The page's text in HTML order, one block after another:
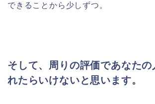
できることから少しずつ。
そして、周りの評価であなたの
れたらいけないと思います。